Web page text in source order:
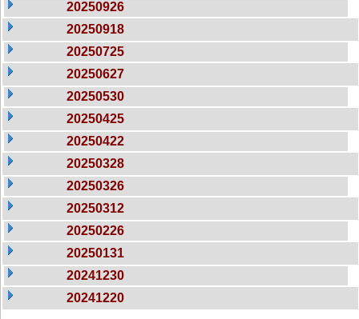
20250926
20250918
20250725
20250627
20250530
20250425
20250422
20250328
20250326
20250312
20250226
20250131
20241230
20241220